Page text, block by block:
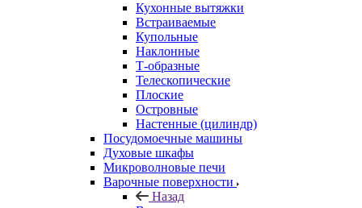
Кухонные вытяжки
Встраиваемые
Купольные
Наклонные
Т-образные
Телескопические
Плоские
Островные
Настенные (цилиндр)
Посудомоечные машины
Духовые шкафы
Микроволновые печи
Варочные поверхности
Назад